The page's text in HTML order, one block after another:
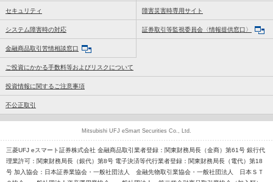
セキュリティ 障害災害時専用サイト
システム障害時の対応 証券取引等監視委員会〈情報提供窓口〉
金融商品取引苦情相談窓口
ご投資にかかる手数料等およびリスクについて
投資情報に関するご注意事項
不公正取引
三菱UFJ eスマート証券株式会社 金融商品取引業者登録：関東財務局長（金商）第61号 銀行代
理業許可：関東財務局長（銀代）第8号 電子決済等代行業者登録：関東財務局長（電代）第18
号 加入協会：日本証券業協会・一般社団法人 金融先物取引業協会・一般社団法人 日本ＳＴ
Mitsubishi UFJ eSmart Securities Co., Ltd.